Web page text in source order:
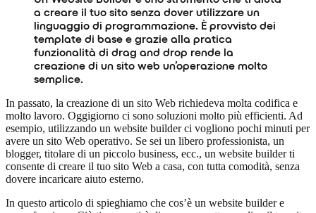
a creare il tuo sito senza dover utilizzare un
linguaggio di programmazione. È provvisto dei
template di base e grazie alla pratica
funzionalità di drag and drop rende la
creazione di un sito web un’operazione molto
semplice.
In passato, la creazione di un sito Web richiedeva molta codifica e
molto lavoro. Oggigiorno ci sono soluzioni molto più efficienti. Ad
esempio, utilizzando un website builder ci vogliono pochi minuti per
avere un sito Web operativo. Se sei un libero professionista, un
blogger, titolare di un piccolo business, ecc., un website builder ti
consente di creare il tuo sito Web a casa, con tutta comodità, senza
dovere incaricare aiuto esterno.
In questo articolo di spieghiamo che cos’è un website builder e